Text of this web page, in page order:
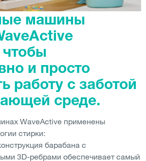
машины
и просто
работу с заботой
среде.
WaveActive применены
стирки:
барабана с
3D-ребрами обеспечивает самый